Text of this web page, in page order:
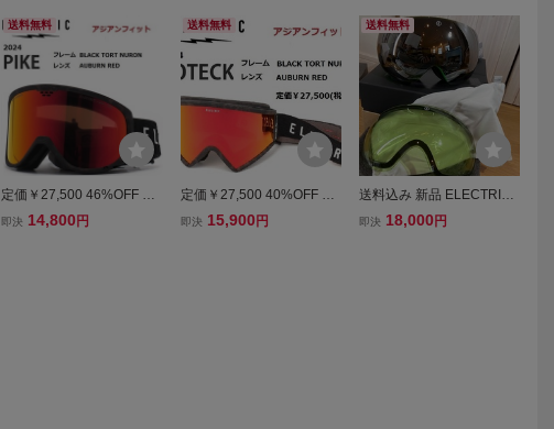
送料無料
定価￥27,500 46%OFF 20
24 ELECTRIC エレクトリ
即決 14,800 円
送料無料
定価￥27,500 40%OFF 20
24 ELECTRIC エレクトリ
即決 15,900 円
送料無料
送料込み 新品 ELECTRIC
x VOLCOM エレクトリッ
即決 18,000 円